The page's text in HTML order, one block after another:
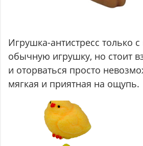
Игрушка-антистресс только
обычную игрушку, но стоит
и оторваться просто
мягкая и приятная на ощупь.